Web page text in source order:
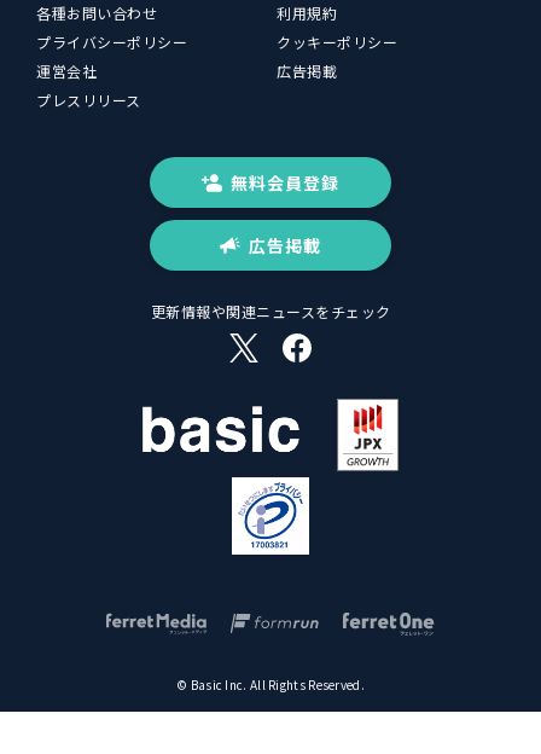
各種お問い合わせ
利用規約
プライバシーポリシー
クッキーポリシー
運営会社
広告掲載
プレスリリース
無料会員登録
広告掲載
更新情報や関連ニュースをチェック
© Basic Inc. All Rights Reserved.